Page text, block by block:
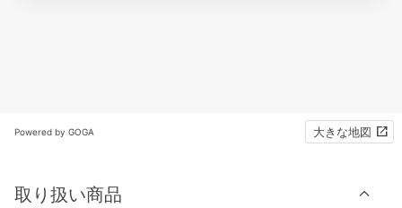
Powered by GOGA 大きな地図
取り扱い商品